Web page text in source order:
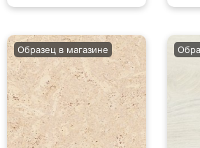
Образец в магазине